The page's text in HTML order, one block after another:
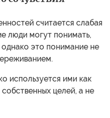
считается слабая
люди могут понимать,
это понимание не
используется ими как
целей, а не